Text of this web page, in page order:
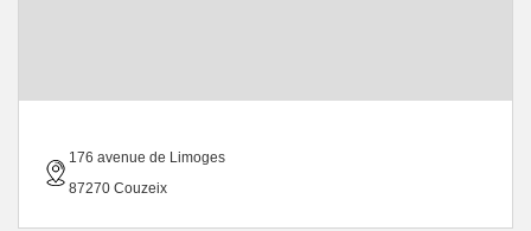
176 avenue de Limoges
87270 Couzeix